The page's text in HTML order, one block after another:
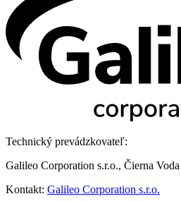
Technický prevádzkovateľ:
Galileo Corporation s.r.o., Čierna
Kontakt: Galileo Corporation s.r.o.